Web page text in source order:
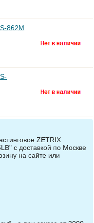
862M
ZETRIX
с доставкой по Москве
на сайте или